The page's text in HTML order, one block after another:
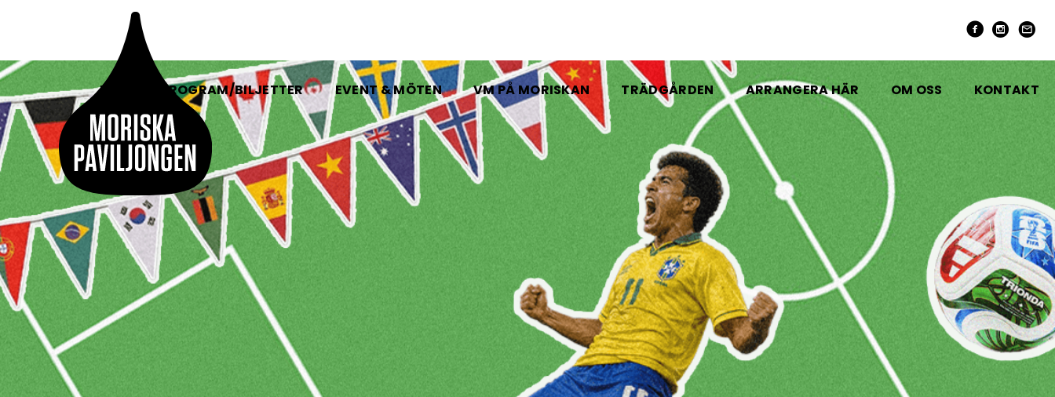
HEM PROGRAM/BILJETTER EVENT & MÖTEN VM PÅ MORISKAN TRÄDGÅRDEN ARRANGERA HÄR OM OSS KONTAKT